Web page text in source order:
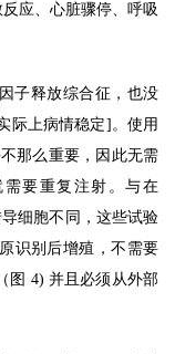
应、心脏骤停、呼吸
子释放综合征，也没
际上病情稳定]。使用
那么重要，因此无需
要重复注射。与在
细胞不同，这些试验
识别后增殖，不需要
图 4) 并且必须从外部